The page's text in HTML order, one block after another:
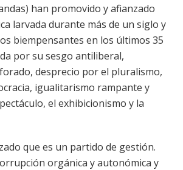
han promovido y afianzado
larvada durante más de un siglo y
biempensantes en los últimos 35
por su sesgo antiliberal,
desprecio por el pluralismo,
igualitarismo rampante y
el exhibicionismo y la
que es un partido de gestión.
orgánica y autonómica y